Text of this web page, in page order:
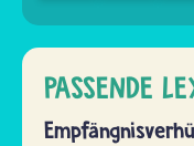
PASSENDE